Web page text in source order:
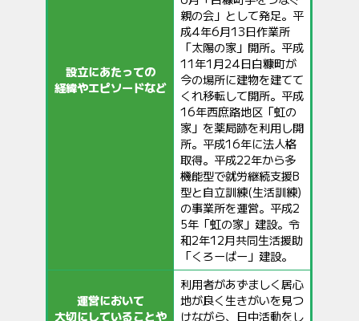
設立にあたっての
経緯やエピソードなど
親の会」として発足。平
成4年6月13日作業所
「太陽の家」開所。平成
11年1月24日白糠町が
今の場所に建物を建てて
くれ移転して開所。平成
16年西庶路地区「虹の
家」を薬局跡を利用し開
所。平成16年に法人格
取得。平成22年から多
機能型で就労継続支援B
型と自立訓練(生活訓練)
の事業所を運営。平成2
5年「虹の家」建設。令
和2年12月共同生活援助
「くろーばー」建設。
運営において
大切にしていることや
利用者があずましく居心
地が良く生きがいを見つ
けながら、日中活動をし